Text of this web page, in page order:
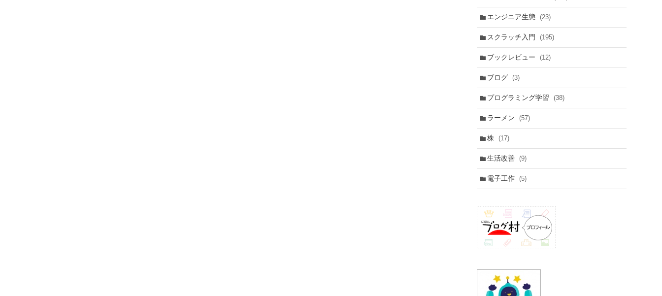
エンジニア生態 (23)
スクラッチ入門 (195)
ブックレビュー (12)
ブログ (3)
プログラミング学習 (38)
ラーメン (57)
株 (17)
生活改善 (9)
電子工作 (5)